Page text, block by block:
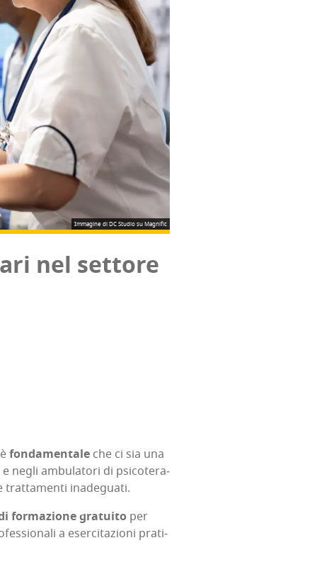
Immagine di DC Studio su Magnific
nel set­to­re
fon­da­men­ta­le che ci sia una
e negli ambu­la­to­ri di psi­co­te­ra­
trat­ta­men­ti inadeguati.
for­ma­zio­ne gra­tui­to per
a eser­ci­ta­zio­ni pra­ti­